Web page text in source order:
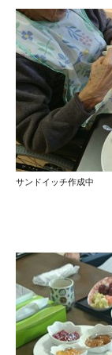
サンドイッチ作成中